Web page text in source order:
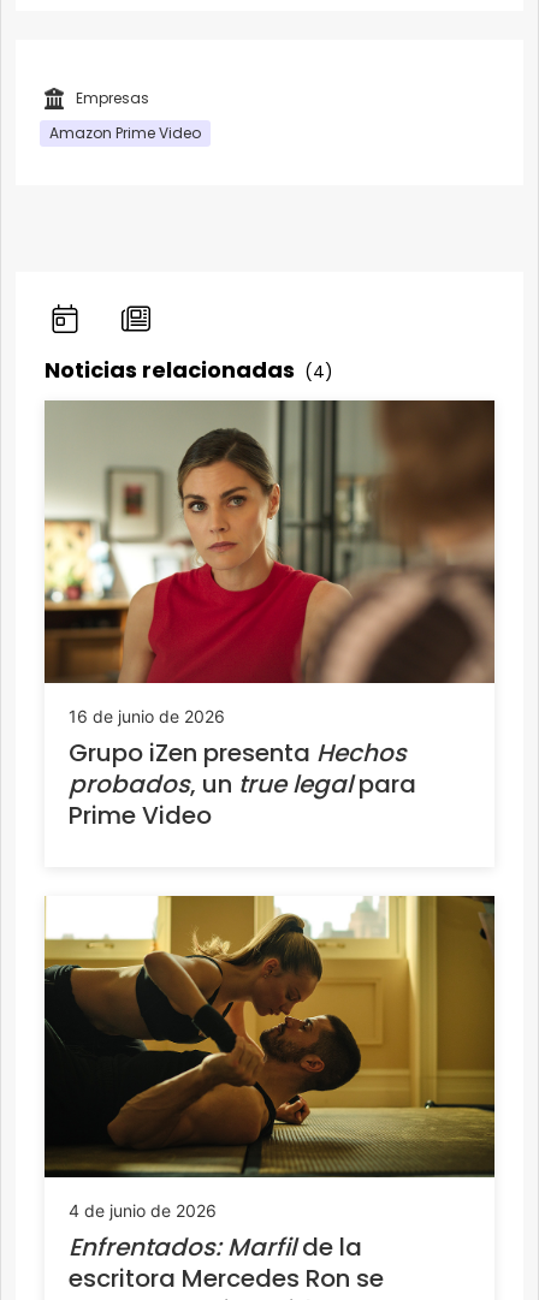
Empresas
Amazon Prime Video
Noticias relacionadas (4)
16 de junio de 2026
Grupo iZen presenta Hechos
probados, un true legalpara
Prime Video
4 de junio de 2026
Enfrentados: Marfilde la
escritora Mercedes Ron se